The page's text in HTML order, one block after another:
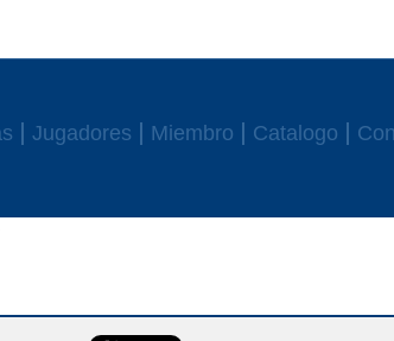
Jugadores Miembro Catalogo